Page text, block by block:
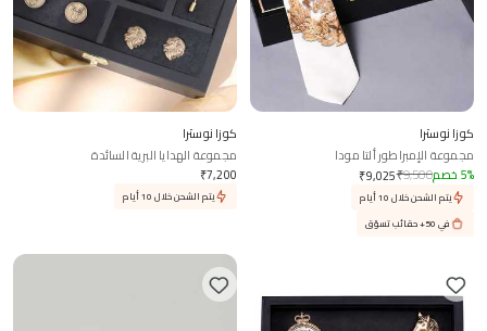
كوزا نوسترا
مجموعة الإمبراطور ألتا مودا
₹9,025₹9,500 5% خصم
يتم الشحن خلال 10 أيام
في 50+ حقائب تسوّق
كوزا نوسترا
مجموعة الهدايا البرية السائدة
₹7,200
يتم الشحن خلال 10 أيام